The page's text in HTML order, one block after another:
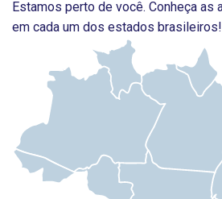
Estamos perto de você. Conheça as
em cada um dos estados brasileiros!